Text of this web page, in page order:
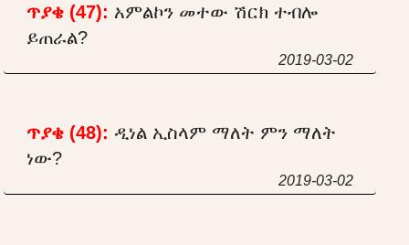
ጥያቄ (47): አምልኮን መተው ሽርክ ተብሎ
ይጠራል?
2019-03-02
ጥያቄ (48): ዲነል ኢስላም ማለት ምን ማለት
ነው?
2019-03-02